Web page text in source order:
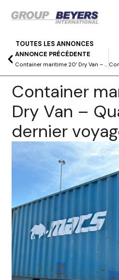
TOUTES LES ANNONCES
ANNONCE PRÉCÉDENTE
Container maritime 20’ Dry Van – Qualité dernier voyage CAT B
Container
Dry Van –
dernier